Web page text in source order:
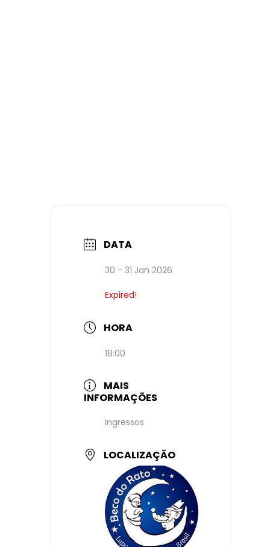
DATA
30 - 31 Jan 2026
Expired!
HORA
18:00
MAIS
INFORMAÇÕES
Ingressos
LOCALIZAÇÃO